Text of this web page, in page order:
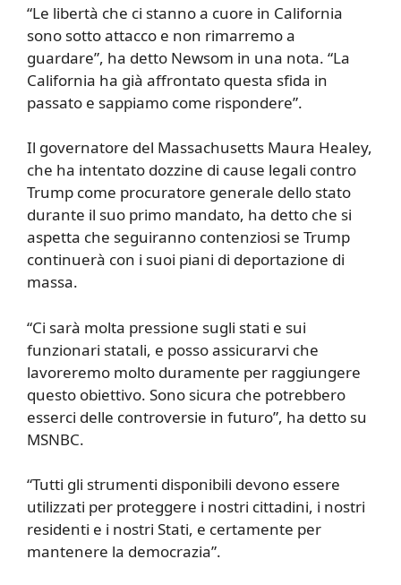
“Le libertà che ci stanno a cuore in California
sono sotto attacco e non rimarremo a
guardare”, ha detto Newsom in una nota. “La
California ha già affrontato questa sfida in
passato e sappiamo come rispondere”.
Il governatore del Massachusetts Maura Healey,
che ha intentato dozzine di cause legali contro
Trump come procuratore generale dello stato
durante il suo primo mandato, ha detto che si
aspetta che seguiranno contenziosi se Trump
continuerà con i suoi piani di deportazione di
massa.
“Ci sarà molta pressione sugli stati e sui
funzionari statali, e posso assicurarvi che
lavoreremo molto duramente per raggiungere
questo obiettivo. Sono sicura che potrebbero
esserci delle controversie in futuro”, ha detto su
MSNBC.
“Tutti gli strumenti disponibili devono essere
utilizzati per proteggere i nostri cittadini, i nostri
residenti e i nostri Stati, e certamente per
mantenere la democrazia”.